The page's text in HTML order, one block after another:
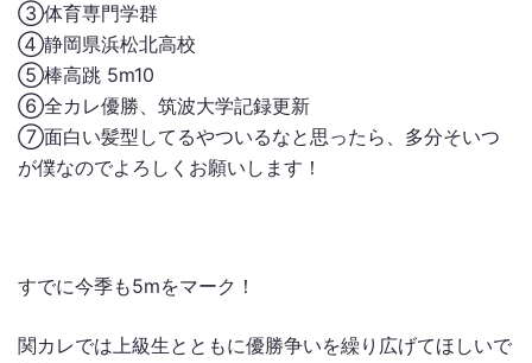
③体育専門学群
④静岡県浜松北高校
⑤棒高跳 5m10
⑥全カレ優勝、筑波大学記録更新
⑦面白い髪型してるやついるなと思ったら、多分そいつ
が僕なのでよろしくお願いします！
すでに今季も5mをマーク！
関カレでは上級生とともに優勝争いを繰り広げてほしいで